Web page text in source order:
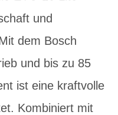
und
dem Bosch
und bis zu 85
ist eine kraftvolle
Kombiniert mit